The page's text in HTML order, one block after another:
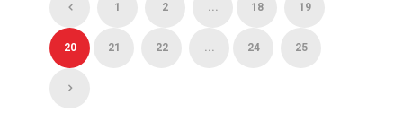
1 2 ... 18 19
20 21 22 ... 24 25